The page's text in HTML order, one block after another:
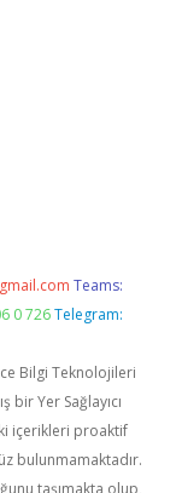
Teams:
0 726 Telegram:
Bilgi Teknolojileri
bir Yer Sağlayıcı
içerikleri proaktif
bulunmamaktadır.
taşımakta olup,